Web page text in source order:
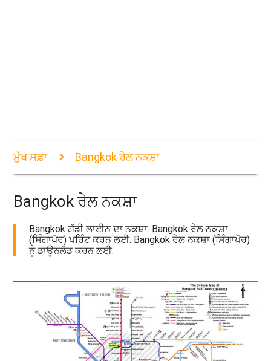
ਮੁੱਖ ਸਫ਼ਾ Bangkok ਰੇਲ ਨਕਸ਼ਾ
Bangkok ਰੇਲ ਨਕਸ਼ਾ
Bangkok ਗੱਡੀ ਲਾਈਨ ਦਾ ਨਕਸ਼ਾ. Bangkok ਰੇਲ ਨਕਸ਼ਾ
(ਸਿੰਗਾਪੋਰ) ਪਰਿੰਟ ਕਰਨ ਲਈ. Bangkok ਰੇਲ ਨਕਸ਼ਾ (ਸਿੰਗਾਪੋਰ)
ਨੂੰ ਡਾਊਨਲੋਡ ਕਰਨ ਲਈ.